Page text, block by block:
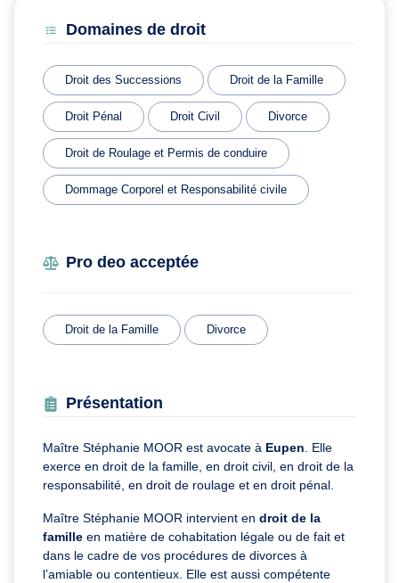
Domaines de droit
Droit des Successions Droit de la Famille
Droit Pénal Droit Civil Divorce
Droit de Roulage et Permis de conduire
Dommage Corporel et Responsabilité civile
Pro deo acceptée
Droit de la Famille Divorce
Présentation
Maître Stéphanie MOOR est avocate à Eupen. Elle
exerce en droit de la famille, en droit civil, en droit de la
responsabilité, en droit de roulage et en droit pénal.
Maître Stéphanie MOOR intervient en droit de la
famille en matière de cohabitation légale ou de fait et
dans le cadre de vos procédures de divorces à
l’amiable ou contentieux. Elle est aussi compétente